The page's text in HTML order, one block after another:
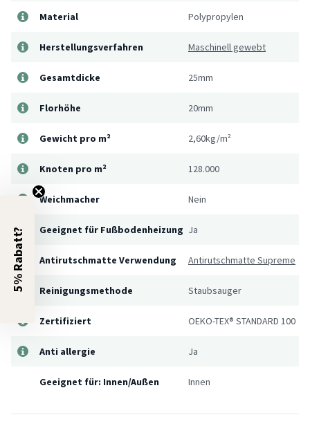
Material Polypropylen
Herstellungsverfahren Maschinell gewebt
Gesamtdicke 25mm
Florhöhe 20mm
Gewicht pro m² 2,60kg/m²
Knoten pro m² 128.000
Weichmacher Nein
Geeignet für Fußbodenheizung Ja
Antirutschmatte Verwendung Antirutschmatte Supreme
Reinigungsmethode Staubsauger
Zertifiziert OEKO-TEX® STANDARD 100
Anti allergie Ja
Geeignet für: Innen/Außen Innen
5% Rabatt?